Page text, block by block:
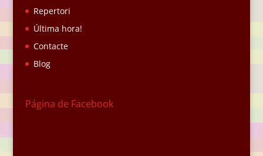
Repertori
Última hora!
Contacte
Blog
Página de Facebook